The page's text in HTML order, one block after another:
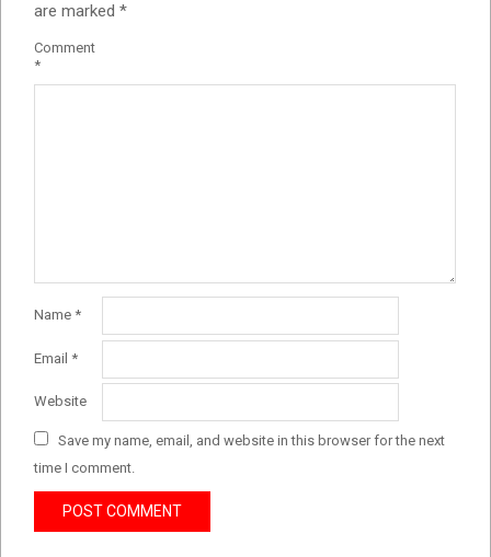
are marked *
Comment
*
Name *
Email *
Website
Save my name, email, and website in this browser for the next
time I comment.